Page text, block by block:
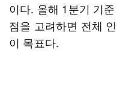
이다. 올해 1분기 기
점을 고려하면 전체
이 목표다.